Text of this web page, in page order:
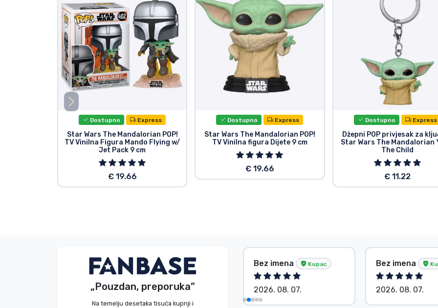
Dostupno Express
Star Wars The Mandalorian POP!
TV Vinilna Figura Mando Flying w/
Jet Pack 9 cm
€ 19.66
Dostupno Express
Star Wars The Mandalorian POP!
TV Vinilna figura Dijete 9 cm
€ 19.66
Dostupno Express
Džepni POP privjesak za
Star Wars The Mandalorian
The Child
€ 11.22
„Pouzdan, preporuka”
Na temelju desetaka tisuća kupnji i
Bez imena Kupac
2026. 08. 08.
Bez imena Kupac
2026. 08. 07.
Bez imena
2026. 08. 07.